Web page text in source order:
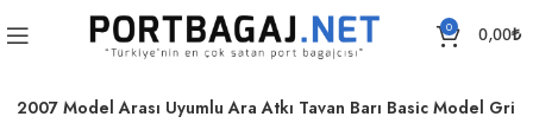
0 0,00₺
2007 Model Arası Uyumlu Ara Atkı Tavan Barı Basic Model Gri